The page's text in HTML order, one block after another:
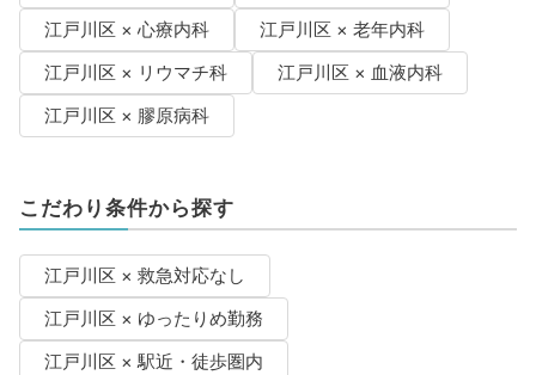
江戸川区 × 心療内科
江戸川区 × 老年内科
江戸川区 × リウマチ科
江戸川区 × 血液内科
江戸川区 × 膠原病科
こだわり条件から探す
江戸川区 × 救急対応なし
江戸川区 × ゆったりめ勤務
江戸川区 × 駅近・徒歩圏内